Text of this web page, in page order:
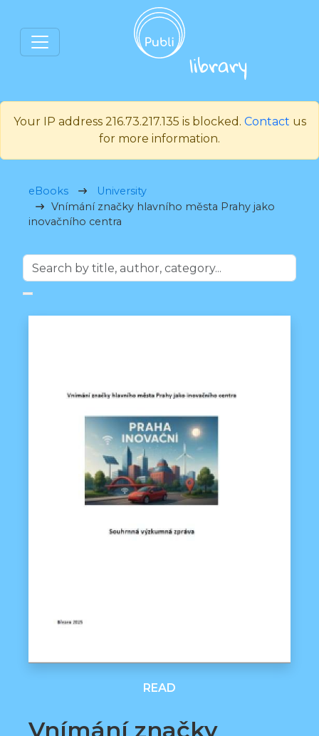
Your IP address 216.73.217.135 is blocked. Contact us
for more information.
eBooks
University
Vnímání značky hlavního města Prahy jako
inovačního centra
READ
Vnímání značky